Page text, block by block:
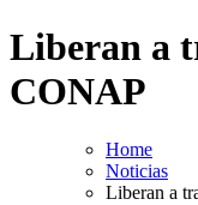
Liberan a
CONAP
Home
Noticias
Liberan a